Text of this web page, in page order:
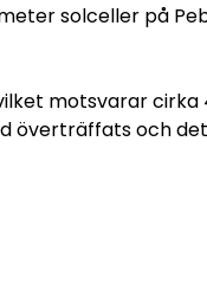
solceller på
motsvarar
överträffats och